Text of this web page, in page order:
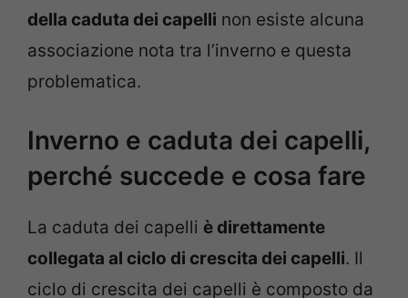
della caduta dei capelli non esiste alcuna
associazione nota tra l’inverno e questa
problematica.
Inverno e caduta dei capelli,
perché succede e cosa fare
La caduta dei capelli è direttamente
collegata al ciclo di crescita dei capelli. Il
ciclo di crescita dei capelli è composto da